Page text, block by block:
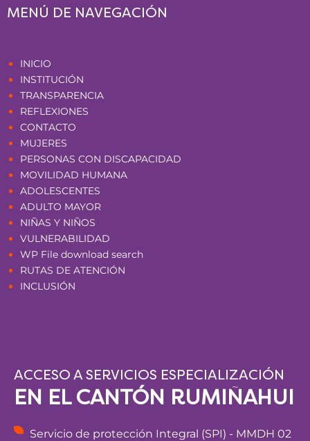
MENÚ DE NAVEGACIÓN
INICIO
INSTITUCIÓN
TRANSPARENCIA
REFLEXIONES
CONTACTO
MUJERES
PERSONAS CON DISCAPACIDAD
MOVILIDAD HUMANA
ADOLESCENTES
ADULTO MAYOR
NIÑAS Y NIÑOS
VULNERABILIDAD
WP File download search
RUTAS DE ATENCIÓN
INCLUSIÓN
ACCESO A SERVICIOS ESPECIALIZACIÓN
EN EL CANTÓN RUMIÑAHUI
Servicio de protección Integral (SPI) - MMDH 02